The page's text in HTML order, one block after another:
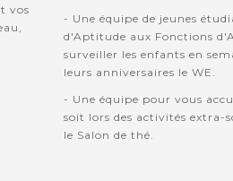
vos
- Une équipe de jeunes
d'Aptitude aux Fonctions
surveiller les enfants en
leurs anniversaires le WE.
- Une équipe pour vous
soit lors des activités extra-
le Salon de thé.